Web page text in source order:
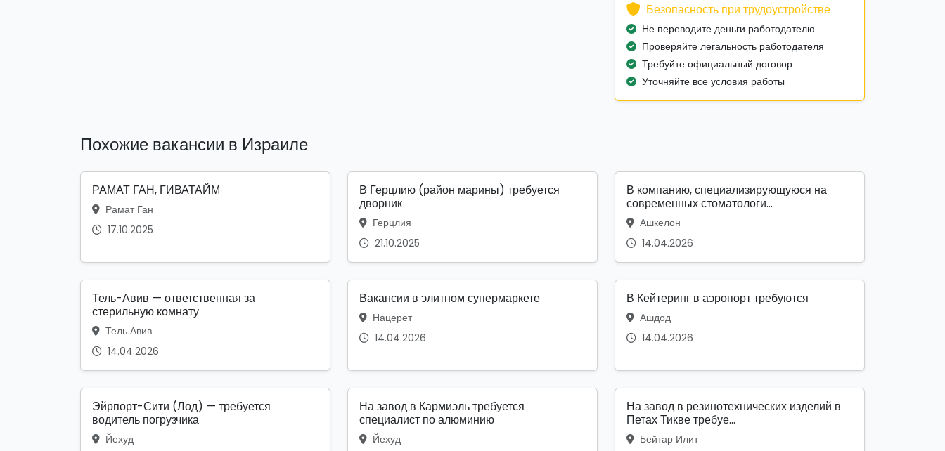
Безопасность при трудоустройстве
Не переводите деньги работодателю
Проверяйте легальность работодателя
Требуйте официальный договор
Уточняйте все условия работы
Похожие вакансии в Израиле
РАМАТ ГАН, ГИВАТАЙМ
Рамат Ган
17.10.2025
В Герцлию (район марины) требуется
дворник
Герцлия
21.10.2025
В компанию, специализирующуюся на
современных стоматологи...
Ашкелон
14.04.2026
Тель-Авив — ответственная за
стерильную комнату
Тель Авив
14.04.2026
Вакансии в элитном супермаркете
Нацерет
14.04.2026
В Кейтеринг в аэропорт требуются
Ашдод
14.04.2026
Эйрпорт-Сити (Лод) — требуется
водитель погрузчика
Йехуд
На завод в Кармиэль требуется
специалист по алюминию
Йехуд
На завод в резинотехнических изделий в
Петах Тикве требуе...
Бейтар Илит